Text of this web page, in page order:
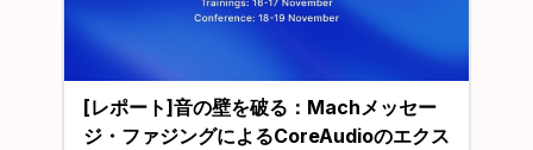
[レポート]音の壁を破る：Machメッセー
ジ・ファジングによるCoreAudioのエクス